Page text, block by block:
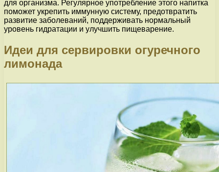
для организма. Регулярное употребление этого напитка
поможет укрепить иммунную систему, предотвратить
развитие заболеваний, поддерживать нормальный
уровень гидратации и улучшить пищеварение.
Идеи для сервировки огуречного
лимонада